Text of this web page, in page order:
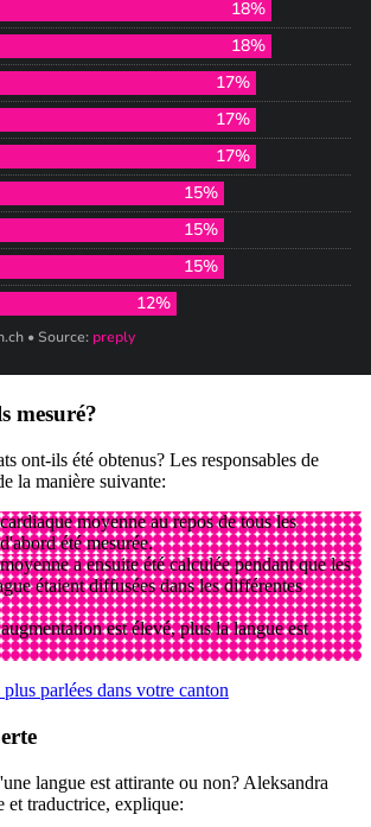
mesuré?
ont-ils été obtenus? Les responsables de
la manière suivante:
moyenne au repos de tous les
été mesurée.
a ensuite été calculée pendant que les
étaient diffusées dans les différentes
est élevé, plus la langue est
parlées dans votre canton
langue est attirante ou non? Aleksandra
et traductrice, explique: